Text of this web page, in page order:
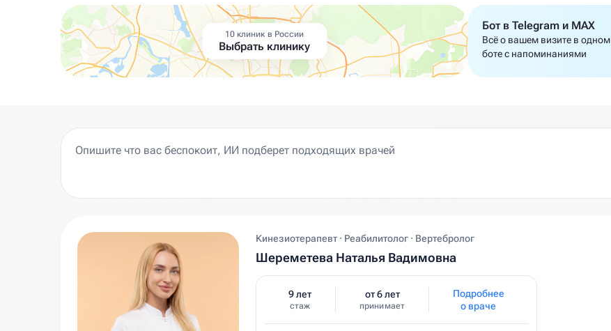
10 клиник в России
Выбрать клинику
Бот в Telegram и MAX
Всё о вашем визите в одном
боте с напоминаниями
Кинезиотерапевт · Реабилитолог · Вертебролог
Шереметева Наталья Вадимовна
9 лет
стаж
от 6 лет
принимает
Подробнее
о враче